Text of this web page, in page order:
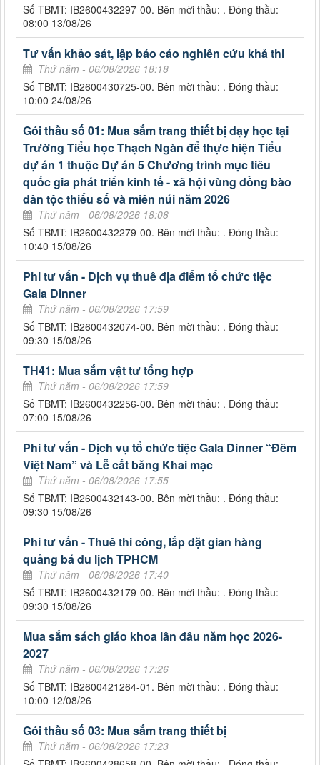
Số TBMT: IB2600432297-00. Bên mời thầu: . Đóng thầu:
08:00 13/08/26
Tư vấn khảo sát, lập báo cáo nghiên cứu khả thi
Thứ năm - 06/08/2026 18:18
Số TBMT: IB2600430725-00. Bên mời thầu: . Đóng thầu:
10:00 24/08/26
Gói thầu số 01: Mua sắm trang thiết bị dạy học tại
Trường Tiểu học Thạch Ngàn để thực hiện Tiểu
dự án 1 thuộc Dự án 5 Chương trình mục tiêu
quốc gia phát triển kinh tế - xã hội vùng đồng bào
dân tộc thiểu số và miền núi năm 2026
Thứ năm - 06/08/2026 18:08
Số TBMT: IB2600432279-00. Bên mời thầu: . Đóng thầu:
10:40 15/08/26
Phi tư vấn - Dịch vụ thuê địa điểm tổ chức tiệc
Gala Dinner
Thứ năm - 06/08/2026 17:59
Số TBMT: IB2600432074-00. Bên mời thầu: . Đóng thầu:
09:30 15/08/26
TH41: Mua sắm vật tư tổng hợp
Thứ năm - 06/08/2026 17:59
Số TBMT: IB2600432256-00. Bên mời thầu: . Đóng thầu:
07:00 15/08/26
Phi tư vấn - Dịch vụ tổ chức tiệc Gala Dinner “Đêm
Việt Nam” và Lễ cắt băng Khai mạc
Thứ năm - 06/08/2026 17:55
Số TBMT: IB2600432143-00. Bên mời thầu: . Đóng thầu:
09:30 15/08/26
Phi tư vấn - Thuê thi công, lắp đặt gian hàng
quảng bá du lịch TPHCM
Thứ năm - 06/08/2026 17:40
Số TBMT: IB2600432179-00. Bên mời thầu: . Đóng thầu:
09:30 15/08/26
Mua sắm sách giáo khoa lần đầu năm học 2026-
2027
Thứ năm - 06/08/2026 17:26
Số TBMT: IB2600421264-01. Bên mời thầu: . Đóng thầu:
10:00 12/08/26
Gói thầu số 03: Mua sắm trang thiết bị
Thứ năm - 06/08/2026 17:23